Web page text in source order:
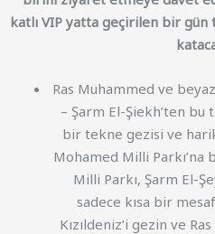
katlı VIP yatta geçirilen bir
Ras Muhammed ve
– Şarm El-Şiekh’ten bu
bir tekne gezisi ve
Mohamed Milli Parkı’na
Milli Parkı, Şarm El-
sadece kısa bir
Kızıldeniz’i gezin ve